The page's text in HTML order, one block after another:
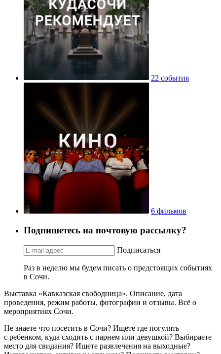
22 события
6 фильмов
Подпишетесь на почтовую рассылку?
Подписаться
Раз в неделю мы будем писать о предстоящих событиях
в Сочи.
Выставка «Кавказская свободница». Описание, дата
проведения, режим работы, фотографии и отзывы. Всё о
мероприятиях Сочи.
Не знаете что посетить в Сочи? Ищете где погулять
с ребенком, куда сходить с парнем или девушкой? Выбираете
место для свидания? Ищете развлечения на выходные?